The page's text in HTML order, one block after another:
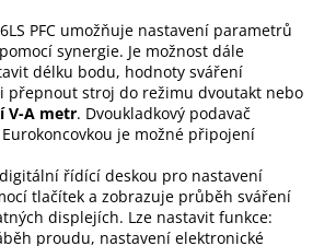
PFC umožňuje nastavení parametrů
synergie. Je možnost dále
délku bodu, hodnoty sváření
přepnout stroj do režimu dvoutakt nebo
V-A metr. Dvoukladkový podavač
je možné připojení
řídící deskou pro nastavení
tlačítek a zobrazuje průběh sváření
displejích. Lze nastavit funkce:
proudu, nastavení elektronické